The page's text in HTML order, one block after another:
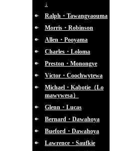
↓
Ralph・Tawangyaouma
Morris・Robinson
Allen・Pooyama
Charles・Loloma
Preston・Monongye
Victor・Coochwytewa
Michael・Kabotie（Lo
mawywesa）
Glenn・Lucas
Bernard・Dawahoya
Bueford・Dawahoya
Lawrence・Saufkie